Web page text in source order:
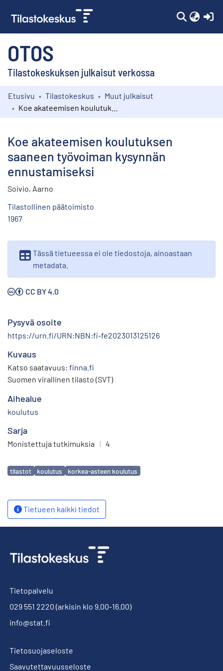
OTOS
Tilastokeskuksen julkaisut verkossa
Kokoelmat
Etusivu Tilastokeskus
Muut julkaisut
Koe akateemisen koulutuksen
saaneen työvoiman kysynnän
ennustamiseksi
Soivio, Aarno
Tilastollinen päätoimisto
1967
Tässä tietueessa ei ole tiedostoja, ainoastaan
metadata.
CC BY 4.0
Pysyvä osoite
https://urn.fi/URN:NBN:fi-fe2023013125126
Kuvaus
Katso saatavuus: finna.fi
Suomen virallinen tilasto (SVT)
Aihealue
koulutus
Sarja
Monistettuja tutkimuksia | 4
Avainsanat
tilastot koulutus korkea-asteen koulutus
Tietueen kaikki tiedot
Tietopalvelu
029 551 2220 (arkisin klo 9.00-16.00)
info@stat.fi
Tietosuojaseloste
Saavutettavuusseloste